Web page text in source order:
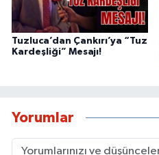
Tuzluca’dan Çankırı’ya “Tuz
Kardeşliği” Mesajı!
Yorumlar